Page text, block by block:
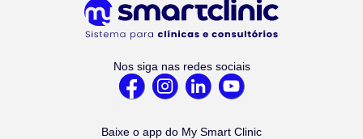
Nos siga nas redes sociais
Baixe o app do My Smart Clinic